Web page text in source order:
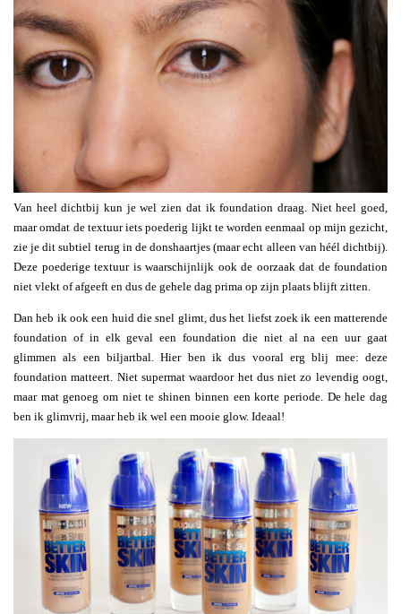
Van heel dichtbij kun je wel zien dat ik foundation draag. Niet heel goed,
maar omdat de textuur iets poederig lijkt te worden eenmaal op mijn gezicht,
zie je dit subtiel terug in de donshaartjes (maar echt alleen van héél dichtbij).
Deze poederige textuur is waarschijnlijk ook de oorzaak dat de foundation
niet vlekt of afgeeft en dus de gehele dag prima op zijn plaats blijft zitten.
Dan heb ik ook een huid die snel glimt, dus het liefst zoek ik een matterende
foundation of in elk geval een foundation die niet al na een uur gaat
glimmen als een biljartbal. Hier ben ik dus vooral erg blij mee: deze
foundation matteert. Niet supermat waardoor het dus niet zo levendig oogt,
maar mat genoeg om niet te shinen binnen een korte periode. De hele dag
ben ik glimvrij, maar heb ik wel een mooie glow. Ideaal!